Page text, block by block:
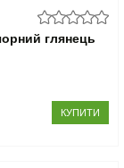
глянець
КУПИТИ